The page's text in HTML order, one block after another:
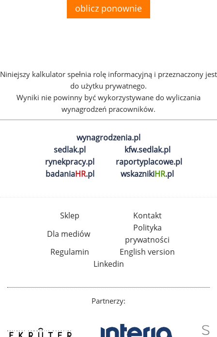
oblicz ponownie
Niniejszy kalkulator spełnia rolę informacyjną i przeznaczony jest
do użytku prywatnego.
Wyniki nie powinny być wykorzystywane do wyliczania
wynagrodzeń pracowników.
wynagrodzenia.pl
sedlak.pl
kfw.sedlak.pl
rynekpracy.pl
raportyplacowe.pl
badaniaHR.pl wskaznikiHR.pl
Sklep
Kontakt
Dla mediów
Polityka
prywatności
Regulamin
English version
Linkedin
Partnerzy: